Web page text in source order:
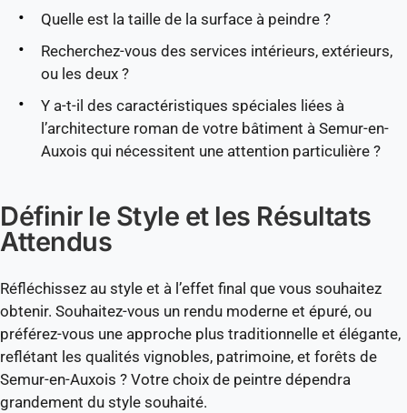
Quelle est la taille de la surface à peindre ?
Recherchez-vous des services intérieurs, extérieurs,
ou les deux ?
Y a-t-il des caractéristiques spéciales liées à
l’architecture roman de votre bâtiment à Semur-en-
Auxois qui nécessitent une attention particulière ?
Définir le Style et les Résultats
Attendus
Réfléchissez au style et à l’effet final que vous souhaitez
obtenir. Souhaitez-vous un rendu moderne et épuré, ou
préférez-vous une approche plus traditionnelle et élégante,
reflétant les qualités vignobles, patrimoine, et forêts de
Semur-en-Auxois ? Votre choix de peintre dépendra
grandement du style souhaité.